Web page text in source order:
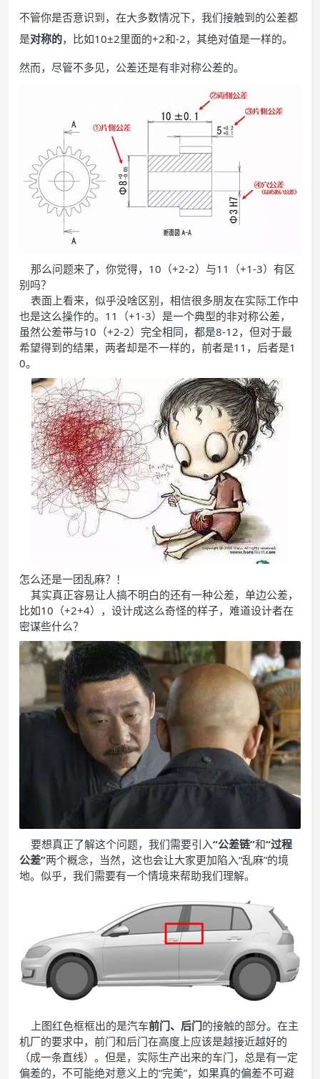
不管你是否意识到，在大多数情况下，我们接触到的公差都
是对称的，比如10±2里面的+2和-2，其绝对值是一样的。
然而，尽管不多见，公差还是有非对称公差的。
那么问题来了，你觉得，10（+2-2）与11（+1-3）有区
别吗？
表面上看来，似乎没啥区别，相信很多朋友在实际工作中
也是这么操作的。11（+1-3）是一个典型的非对称公差，
虽然公差带与10（+2-2）完全相同，都是8-12，但对于最
希望得到的结果，两者却是不一样的，前者是11，后者是1
0。
怎么还是一团乱麻？！
其实真正容易让人搞不明白的还有一种公差，单边公差，
比如10（+2+4），设计成这么奇怪的样子，难道设计者在
密谋些什么？
要想真正了解这个问题，我们需要引入“公差链”和“过程
公差”两个概念，当然，这也会让大家更加陷入“乱麻”的境
地。似乎，我们需要有一个情境来帮助我们理解。
上图红色框框出的是汽车前门、后门的接触的部分。在主
机厂的要求中，前门和后门在高度上应该是越接近越好的
（成一条直线）。但是，实际生产出来的车门，总是有一定
偏差的，不可能绝对意义上的“完美”，如果真的偏差不可避